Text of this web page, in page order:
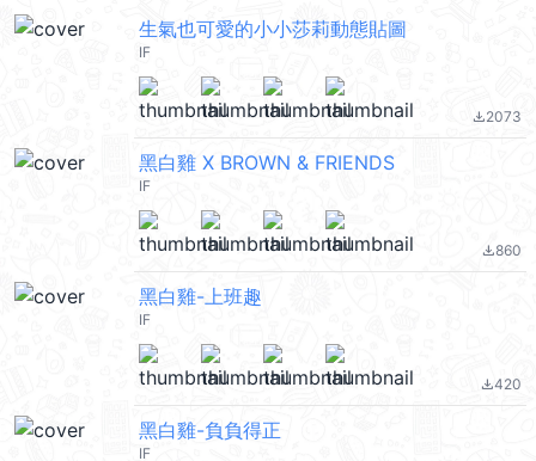
生氣也可愛的小小莎莉動態貼圖
IF
file_download2073
黑白雞 X BROWN & FRIENDS
IF
file_download860
黑白雞-上班趣
IF
file_download420
黑白雞-負負得正
IF